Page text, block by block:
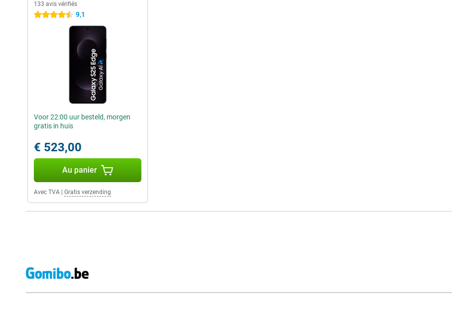
133 avis vérifiés
4.5 étoiles 9,1
Voor 22:00 uur besteld, morgen
gratis in huis
€ 523,00
Au panier
Avec TVA Gratis verzending